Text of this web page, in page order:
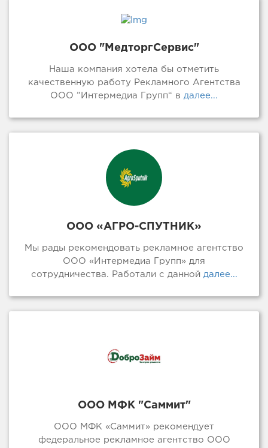
ООО "МедторгСервис"
Наша компания хотела бы отметить
качественную работу Рекламного Агентства
ООО ”Интермедиа Групп“ в далее...
ООО «АГРО-СПУТНИК»
Мы рады рекомендовать рекламное агентство
ООО «Интермедиа Групп» для
сотрудничества. Работали с даннойдалее...
ООО МФК "Саммит"
ООО МФК «Саммит» рекомендует
федеральное рекламное агентство ООО